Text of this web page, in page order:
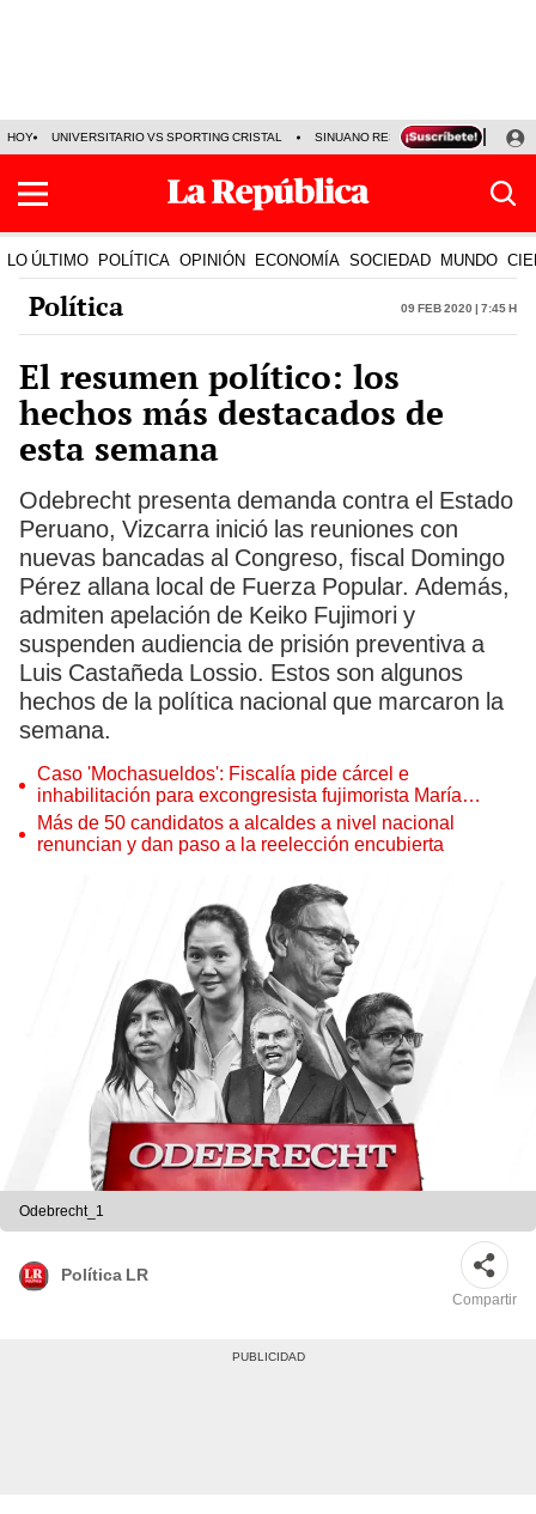
HOY UNIVERSITARIO VS SPORTING CRISTAL SINUANO RESULTADOS HOY
LO ÚLTIMO POLÍTICA OPINIÓN ECONOMÍA SOCIEDAD MUNDO
Política 09 Feb 2020 | 7:45 h
El resumen político: los
hechos más destacados de
esta semana
Odebrecht presenta demanda contra el Estado
Peruano, Vizcarra inició las reuniones con
nuevas bancadas al Congreso, fiscal Domingo
Pérez allana local de Fuerza Popular. Además,
admiten apelación de Keiko Fujimori y
suspenden audiencia de prisión preventiva a
Luis Castañeda Lossio. Estos son algunos
hechos de la política nacional que marcaron la
semana.
Caso 'Mochasueldos': Fiscalía pide cárcel e
inhabilitación para excongresista fujimorista María
Cordero Jon Tay
Más de 50 candidatos a alcaldes a nivel nacional
renuncian y dan paso a la reelección encubierta
Odebrecht_1
Política LR
Compartir